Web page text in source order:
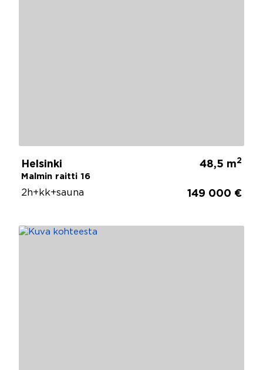
Helsinki
Malmin raitti 16
48,5 m2
2h+kk+sauna 149 000 €